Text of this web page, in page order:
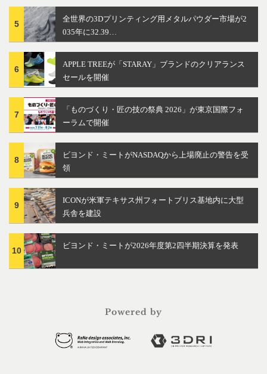
5
全世界の3Dプリンティング用メタルパウダー市場が2
035年に32.39…
6
APPLE TREEが「STARAY」ブランドのクリアランス
セールを開催
7
「ものづくり・匠の技の祭典 2026」が東京国際フォ
ーラムで開催
8
ビヨンド・ミートがNASDAQから上場廃止の警告を受
領
9
ICONが米軍テキサス州フォートブリス基地内に大型
兵舎を建設
10
ビヨンド・ミートが2026年度第2四半期決算を発表
Powered by